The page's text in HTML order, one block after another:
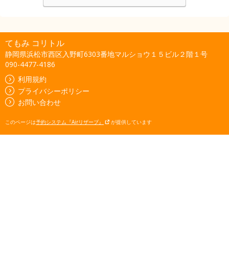
てもみ コリトル
静岡県浜松市西区入野町6303番地マルショウ１５ビル２階１号
090-4477-4186
利用規約
プライバシーポリシー
お問い合わせ
このページは予約システム『Airリザーブ』 が提供しています